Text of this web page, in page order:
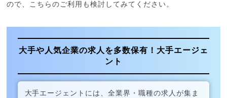
ので、こちらのご利用も検討してみてください。
大手や人気企業の求人を多数保有！大手エージェ
ント
大手エージェントには、全業界・職種の求人が集ま